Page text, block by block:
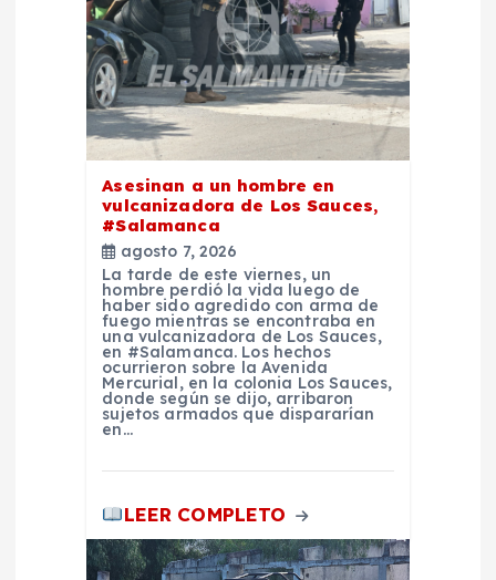
Asesinan a un hombre en
vulcanizadora de Los Sauces,
#Salamanca
agosto 7, 2026
La tarde de este viernes, un
hombre perdió la vida luego de
haber sido agredido con arma de
fuego mientras se encontraba en
una vulcanizadora de Los Sauces,
en #Salamanca. Los hechos
ocurrieron sobre la Avenida
Mercurial, en la colonia Los Sauces,
donde según se dijo, arribaron
sujetos armados que dispararían
en…
LEER COMPLETO